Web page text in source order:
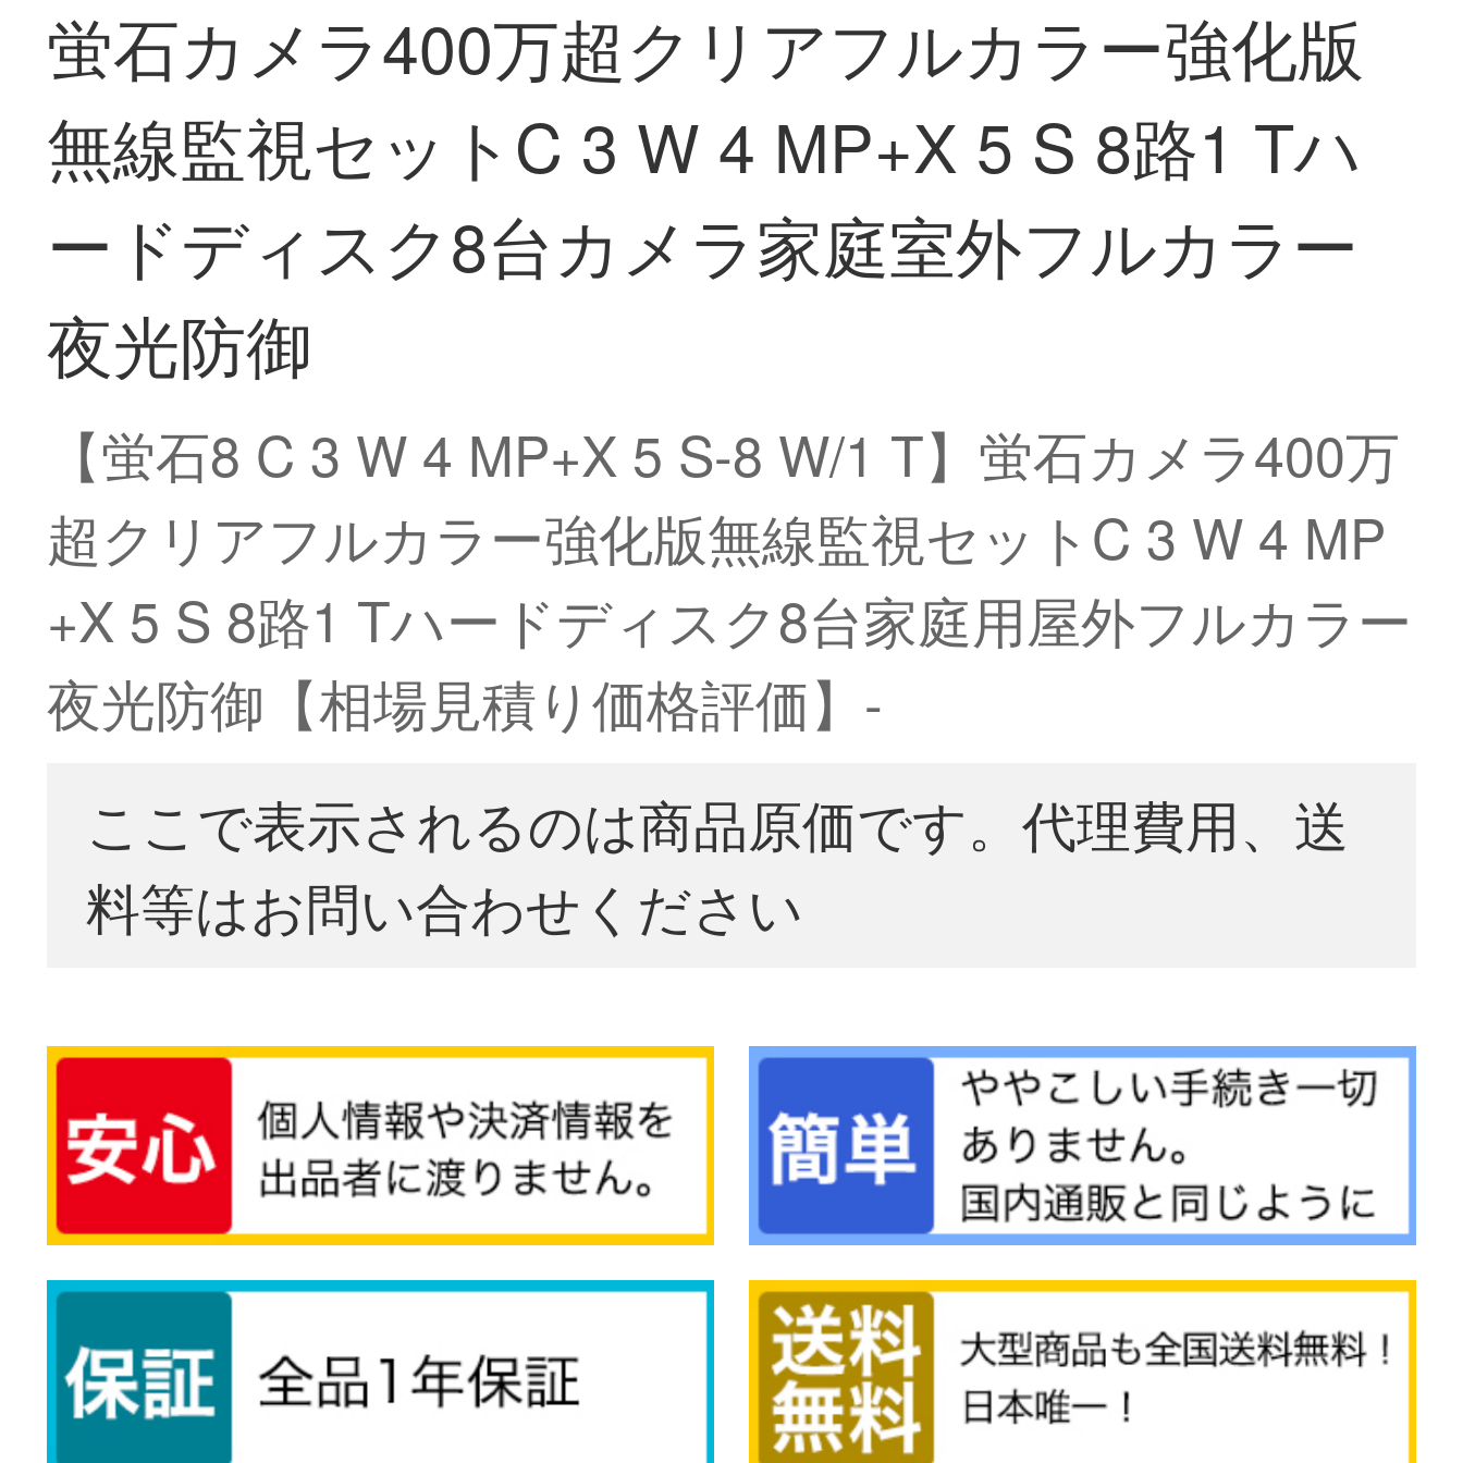
蛍石カメラ400万超クリアフルカラー強化版
無線監視セットC 3 W 4 MP+X 5 S 8路1 Tハ
ードディスク8台カメラ家庭室外フルカラー
夜光防御
【蛍石8 C 3 W 4 MP+X 5 S-8 W/1 T】蛍石カメラ400万
超クリアフルカラー強化版無線監視セットC 3 W 4 MP
+X 5 S 8路1 Tハードディスク8台家庭用屋外フルカラー
夜光防御【相場見積り価格評価】-
ここで表示されるのは商品原価です。代理費用、送
料等はお問い合わせください